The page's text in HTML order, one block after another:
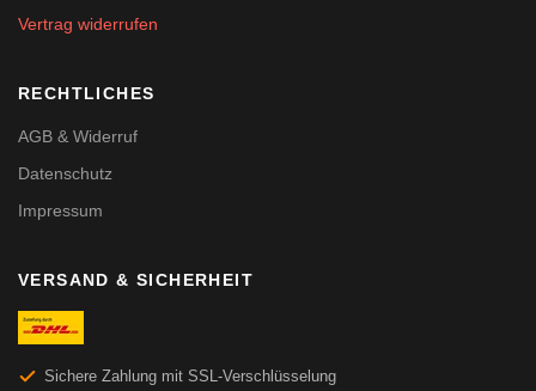
Vertrag widerrufen
RECHTLICHES
AGB & Widerruf
Datenschutz
Impressum
VERSAND & SICHERHEIT
Sichere Zahlung mit SSL-Verschlüsselung